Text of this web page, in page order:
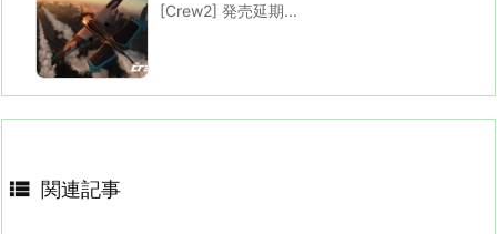
[Crew2] 発売延期...
 関連記事